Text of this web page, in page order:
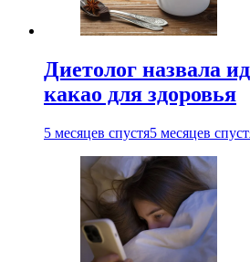
Диетолог назвала
какао для здоровья
5 месяцев спустя5 месяцев